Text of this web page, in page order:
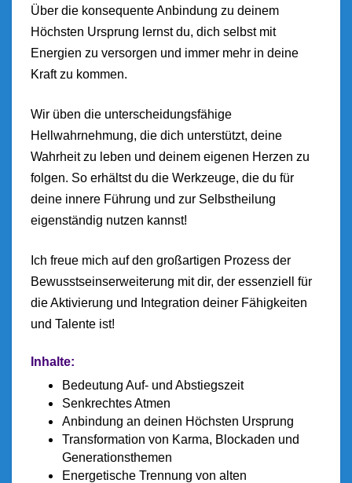
Über die konsequente Anbindung zu deinem
Höchsten Ursprung lernst du, dich selbst mit
Energien zu versorgen und immer mehr in deine
Kraft zu kommen.
Wir üben die unterscheidungsfähige
Hellwahrnehmung, die dich unterstützt, deine
Wahrheit zu leben und deinem eigenen Herzen zu
folgen. So erhältst du die Werkzeuge, die du für
deine innere Führung und zur Selbstheilung
eigenständig nutzen kannst!
Ich freue mich auf den großartigen Prozess der
Bewusstseinserweiterung mit dir, der essenziell für
die Aktivierung und Integration deiner Fähigkeiten
und Talente ist!
Inhalte:
Bedeutung Auf- und Abstiegszeit
Senkrechtes Atmen
Anbindung an deinen Höchsten Ursprung
Transformation von Karma, Blockaden und
Generationsthemen
Energetische Trennung von alten